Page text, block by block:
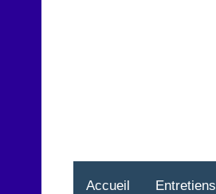
Accueil Entretiens